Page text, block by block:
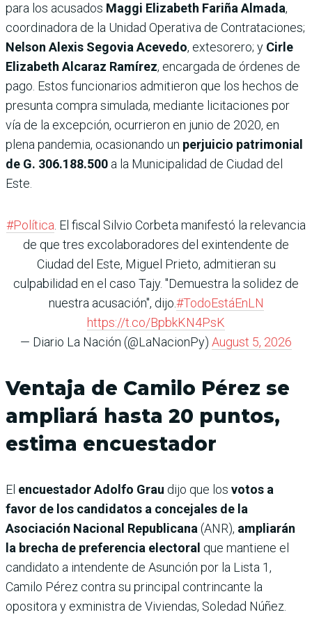
para los acusados Maggi Elizabeth Fariña Almada,
coordinadora de la Unidad Operativa de Contrataciones;
Nelson Alexis Segovia Acevedo, extesorero; y Cirle
Elizabeth Alcaraz Ramírez, encargada de órdenes de
pago. Estos funcionarios admitieron que los hechos de
presunta compra simulada, mediante licitaciones por
vía de la excepción, ocurrieron en junio de 2020, en
plena pandemia, ocasionando un perjuicio patrimonial
de G. 306.188.500 a la Municipalidad de Ciudad del
Este.
#Política . El fiscal Silvio Corbeta manifestó la relevancia
de que tres excolaboradores del exintendente de
Ciudad del Este, Miguel Prieto, admitieran su
culpabilidad en el caso Tajy. "Demuestra la solidez de
nuestra acusación", dijo.#TodoEstáEnLN
https://t.co/BpbkKN4PsK
— Diario La Nación (@LaNacionPy) August 5, 2026
Ventaja de Camilo Pérez se
ampliará hasta 20 puntos,
estima encuestador
El encuestador Adolfo Grau dijo que los votos a
favor de los candidatos a concejales de la
Asociación Nacional Republicana (ANR), ampliarán
la brecha de preferencia electoral que mantiene el
candidato a intendente de Asunción por la Lista 1,
Camilo Pérez contra su principal contrincante la
opositora y exministra de Viviendas, Soledad Núñez.